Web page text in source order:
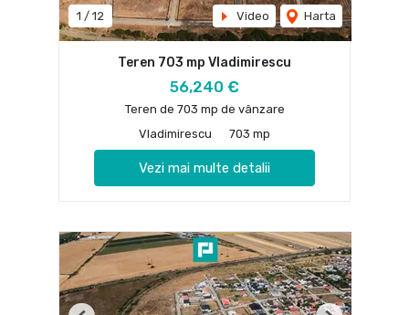
1 / 12 Video Harta
Teren 703 mp Vladimirescu
56,240 €
Teren de 703 mp de vânzare
Vladimirescu
703 mp
Vezi mai multe detalii